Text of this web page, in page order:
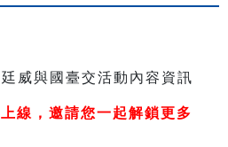
線，邀請您一起解鎖更多